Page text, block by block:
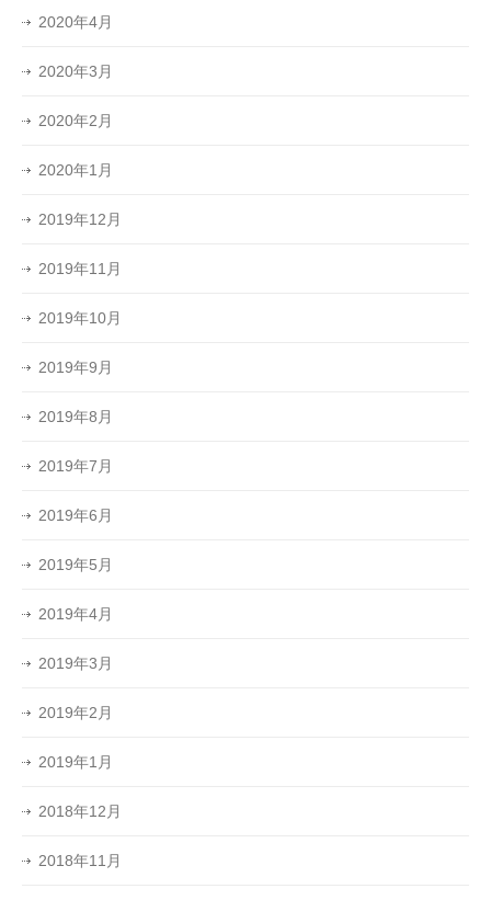
2020年4月
2020年3月
2020年2月
2020年1月
2019年12月
2019年11月
2019年10月
2019年9月
2019年8月
2019年7月
2019年6月
2019年5月
2019年4月
2019年3月
2019年2月
2019年1月
2018年12月
2018年11月